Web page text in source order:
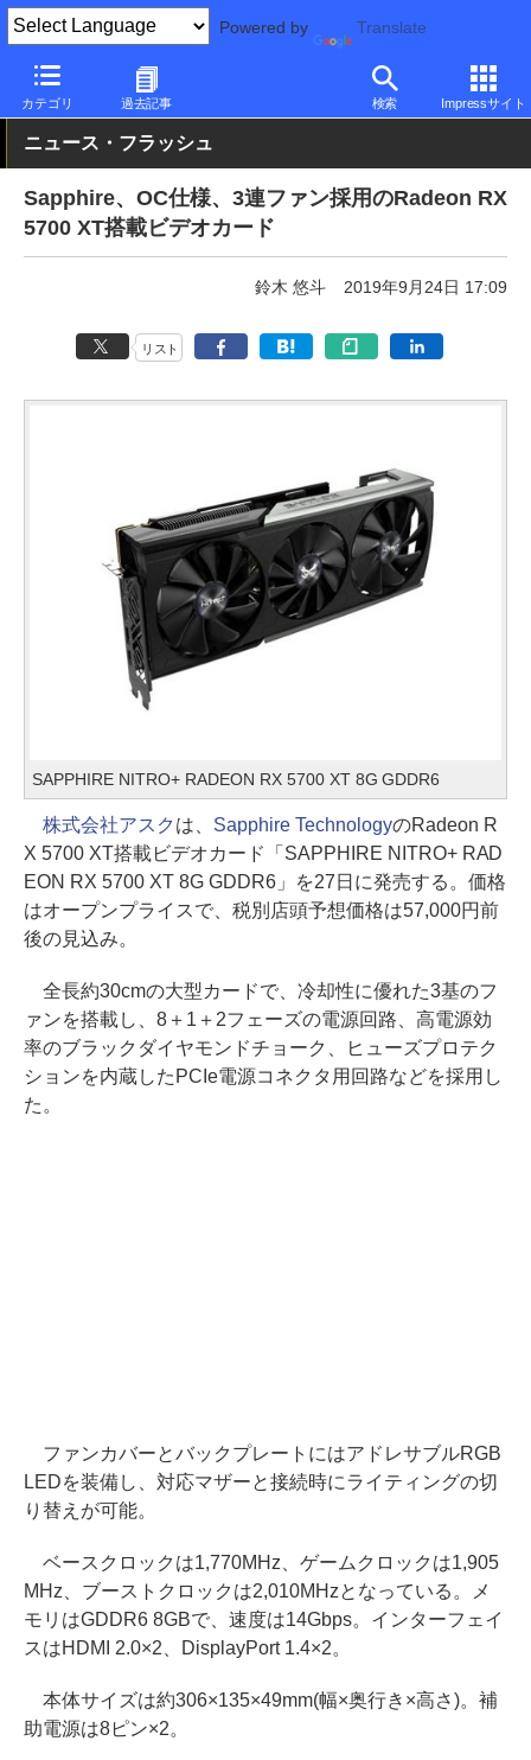
Powered by Translate
カテゴリ 過去記事 検索 Impressサイト
PC Watch 半導体/周辺機器
ニュース・フラッシュ
Sapphire、OC仕様、3連ファン採用のRadeon RX
5700 XT搭載ビデオカード
鈴木 悠斗 2019年9月24日 17:09
リスト
SAPPHIRE NITRO+ RADEON RX 5700 XT 8G GDDR6
株式会社アスク は、 Sapphire TechnologyのRadeon R
X 5700 XT搭載ビデオカード「SAPPHIRE NITRO+ RAD
EON RX 5700 XT 8G GDDR6」を27日に発売する。価格
はオープンプライスで、税別店頭予想価格は57,000円前
後の見込み。
全長約30cmの大型カードで、冷却性に優れた3基のフ
ァンを搭載し、8＋1＋2フェーズの電源回路、高電源効
率のブラックダイヤモンドチョーク、ヒューズプロテク
ションを内蔵したPCIe電源コネクタ用回路などを採用し
た。
ファンカバーとバックプレートにはアドレサブルRGB
LEDを装備し、対応マザーと接続時にライティングの切
り替えが可能。
ベースクロックは1,770MHz、ゲームクロックは1,905
MHz、ブーストクロックは2,010MHzとなっている。メ
モリはGDDR6 8GBで、速度は14Gbps。インターフェイ
スはHDMI 2.0×2、DisplayPort 1.4×2。
本体サイズは約306×135×49mm(幅×奥行き×高さ)。補
助電源は8ピン×2。